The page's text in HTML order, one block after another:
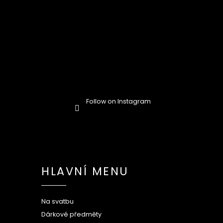
Follow on Instagram
HLAVNÍ MENU
Na svatbu
Dárkové předměty